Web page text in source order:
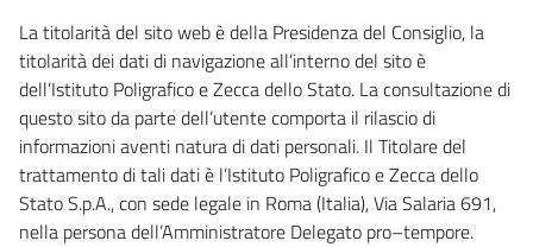
La titolarità del sito web è della Presidenza del Consiglio, la
titolarità dei dati di navigazione all’interno del sito è
dell’Istituto Poligrafico e Zecca dello Stato. La consultazione di
questo sito da parte dell’utente comporta il rilascio di
informazioni aventi natura di dati personali. Il Titolare del
trattamento di tali dati è l’Istituto Poligrafico e Zecca dello
Stato S.p.A., con sede legale in Roma (Italia), Via Salaria 691,
nella persona dell’Amministratore Delegato pro–tempore.